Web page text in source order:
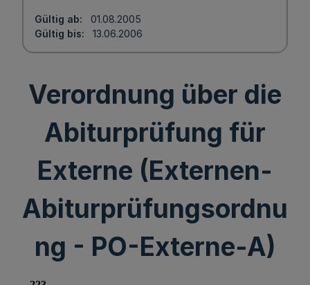
Gültig ab
01.08.2005
Gültig bis
13.06.2006
Verordnung über die
Abiturprüfung für
Externe (Externen-
Abiturprüfungsordnu
ng - PO-Externe-A)